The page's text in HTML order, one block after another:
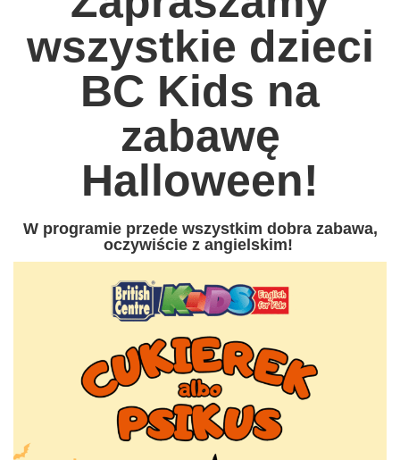
wszystkie dzieci
BC Kids na
zabawę
Halloween!
W programie przede wszystkim dobra zabawa,
oczywiście z angielskim!